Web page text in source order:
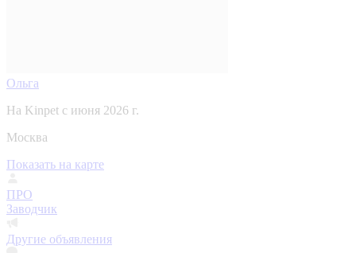
Ольга
На Kinpet c июня 2026 г.
Москва
Показать на карте
ПРО
Заводчик
Другие объявления